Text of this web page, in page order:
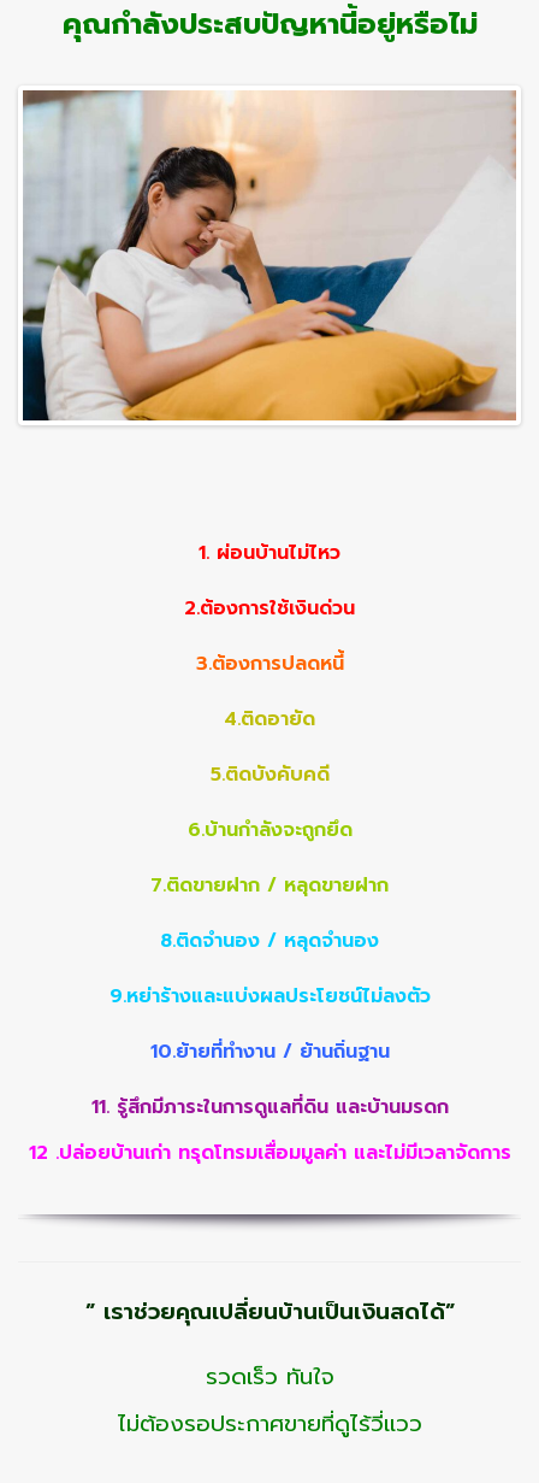
คุณกำลังประสบปัญหานี้อยู่หรือไม่
1. ผ่อนบ้านไม่ไหว
2.ต้องการใช้เงินด่วน
3.ต้องการปลดหนี้
4.ติดอายัด
5.ติดบังคับคดี
6.บ้านกำลังจะถูกยึด
7.ติดขายฝาก / หลุดขายฝาก
8.ติดจำนอง / หลุดจำนอง
9.หย่าร้างและแบ่งผลประโยชน์ไม่ลงตัว
10.ย้ายที่ทำงาน / ย้านถิ่นฐาน
11. รู้สึกมีภาระในการดูแลที่ดิน และบ้านมรดก
12 .ปล่อยบ้านเก่า ทรุดโทรมเสื่อมมูลค่า และไม่มีเวลาจัดการ
” เราช่วยคุณเปลี่ยนบ้านเป็นเงินสดได้”
รวดเร็ว ทันใจ
ไม่ต้องรอประกาศขายที่ดูไร้วี่แวว